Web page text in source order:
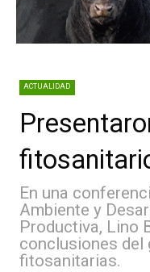
ACTUALIDAD
En una